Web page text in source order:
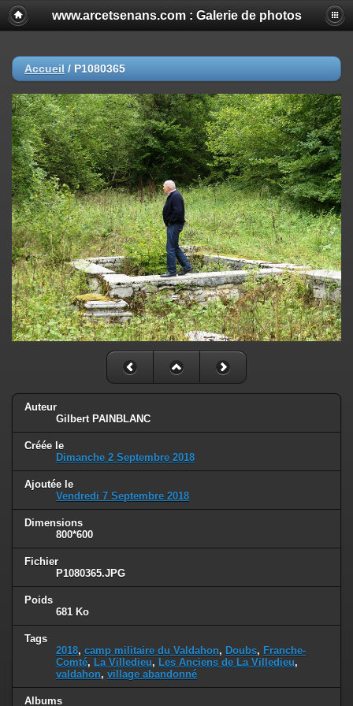
www.arcetsenans.com : Galerie de photos
Accueil / P1080365
Auteur
Gilbert PAINBLANC
Créée le
Dimanche 2 Septembre 2018
Ajoutée le
Vendredi 7 Septembre 2018
Dimensions
800*600
Fichier
P1080365.JPG
Poids
681 Ko
Tags
2018, camp militaire du Valdahon, Doubs, Franche-
Comté, La Villedieu, Les Anciens de La Villedieu,
valdahon, village abandonné
Albums